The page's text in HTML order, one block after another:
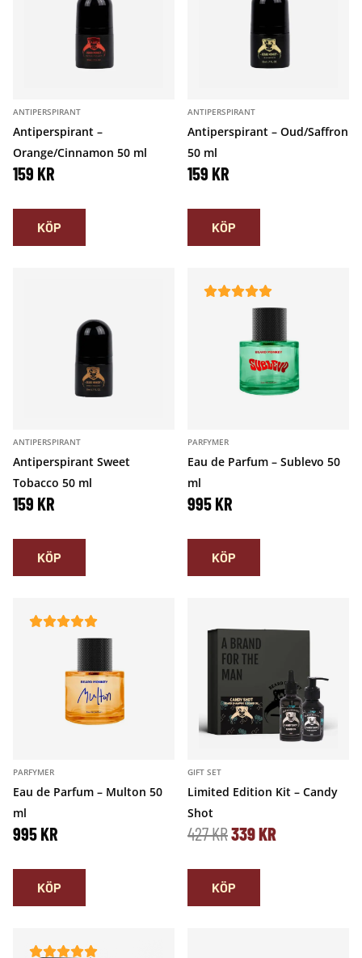
ANTIPERSPIRANT
Antiperspirant –
Orange/Cinnamon 50 ml
159 KR
KÖP
ANTIPERSPIRANT
Antiperspirant – Oud/Saffron
50 ml
159 KR
KÖP
ANTIPERSPIRANT
Antiperspirant Sweet
Tobacco 50 ml
159 KR
KÖP
PARFYMER
Eau de Parfum – Sublevo 50
ml
995KR
KÖP
PARFYMER
Eau de Parfum – Multon 50
ml
995KR
KÖP
GIFT SET
Limited Edition Kit – Candy
Shot
427KRD
T
339KRD
KÖP